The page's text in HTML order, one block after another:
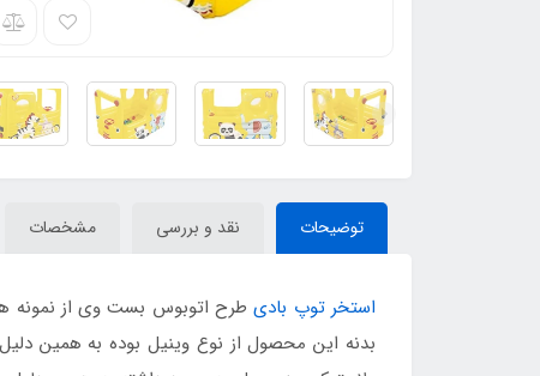
توضیحات نقد و بررسی مشخصات
استخر توپ بادیطرح اتوبوس بست وی از نمونه